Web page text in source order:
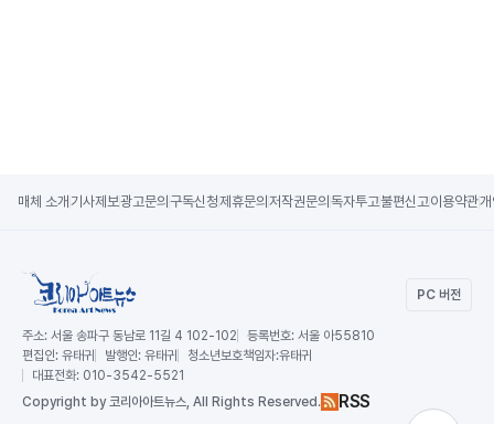
매체 소개 기사제보광고문의 구독신청제휴문의 저작권문의 독자투고불편신고이용약관
PC 버전
주소: 서울 송파구 동남로 11길 4 102-102 등록번호: 서울 아55810
편집인: 유태귀 발행인: 유태귀 청소년보호책임자:유태귀
대표전화: 010-3542-5521
Copyright by 코리아아트뉴스, All Rights Reserved. RSS